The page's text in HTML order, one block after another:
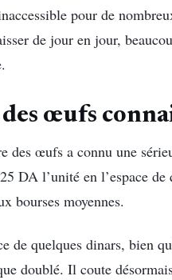
pour de
de jour en jour,
œufs
des œufs a connu une
DA l’unité en l’espace
bourses moyennes.
de quelques dinars, bien
doublé. Il coute